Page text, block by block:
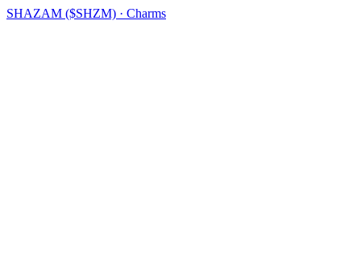
SHAZAM ($SHZM) · Charms